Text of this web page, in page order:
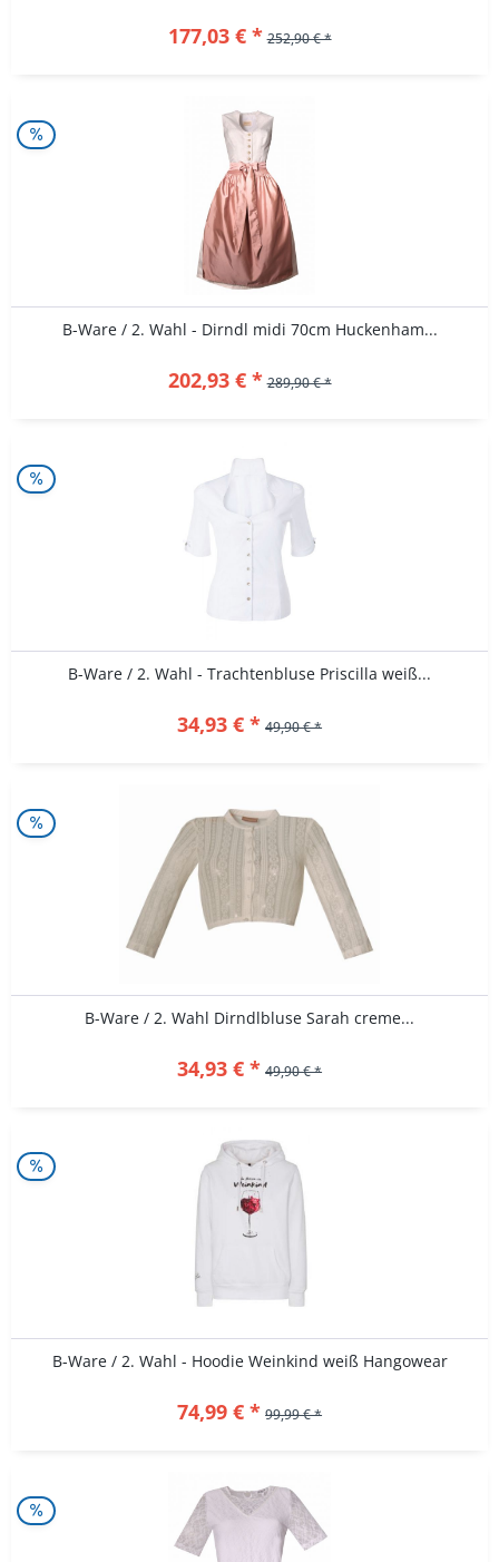
177,03 € * 252,90 € *
B-Ware / 2. Wahl - Dirndl midi 70cm Huckenham...
202,93 € * 289,90 € *
B-Ware / 2. Wahl - Trachtenbluse Priscilla weiß...
34,93 € * 49,90 € *
B-Ware / 2. Wahl Dirndlbluse Sarah creme...
34,93 € * 49,90 € *
B-Ware / 2. Wahl - Hoodie Weinkind weiß Hangowear
74,99 € * 99,99 € *